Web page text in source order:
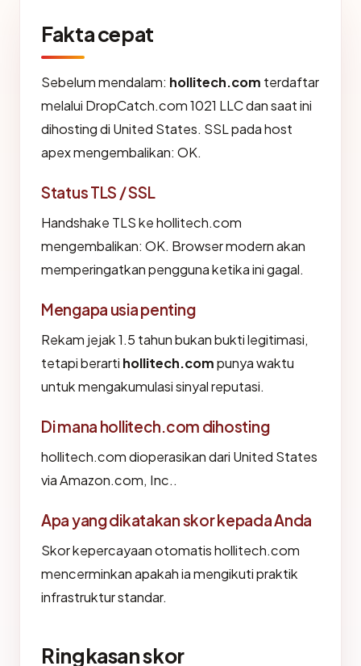
Fakta cepat
Sebelum mendalam: hollitech.com terdaftar
melalui DropCatch.com 1021 LLC dan saat ini
dihosting di United States. SSL pada host
apex mengembalikan: OK.
Status TLS / SSL
Handshake TLS ke hollitech.com
mengembalikan: OK. Browser modern akan
memperingatkan pengguna ketika ini gagal.
Mengapa usia penting
Rekam jejak 1.5 tahun bukan bukti legitimasi,
tetapi berarti hollitech.compunya waktu
untuk mengakumulasi sinyal reputasi.
Di mana hollitech.com dihosting
hollitech.com dioperasikan dari United States
via Amazon.com, Inc..
Apa yang dikatakan skor kepada Anda
Skor kepercayaan otomatis hollitech.com
mencerminkan apakah ia mengikuti praktik
infrastruktur standar.
Ringkasan skor